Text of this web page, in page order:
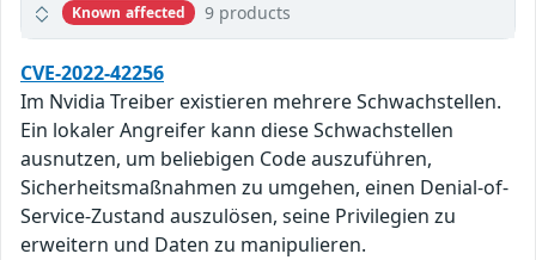
Known affected 9 products
CVE-2022-42256
Im Nvidia Treiber existieren mehrere Schwachstellen.
Ein lokaler Angreifer kann diese Schwachstellen
ausnutzen, um beliebigen Code auszuführen,
Sicherheitsmaßnahmen zu umgehen, einen Denial-of-
Service-Zustand auszulösen, seine Privilegien zu
erweitern und Daten zu manipulieren.